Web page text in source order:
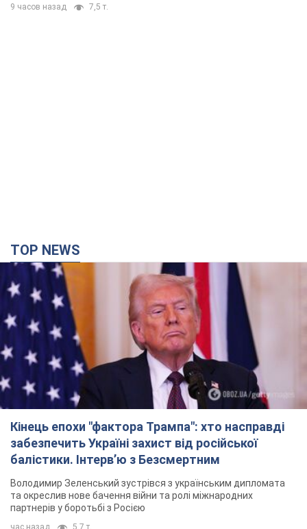
9 часов назад 7,5 т.
TOP NEWS
Кінець епохи "фактора Трампа": хто насправді
забезпечить Україні захист від російської
балістики. Інтерв’ю з Безсмертним
Володимир Зеленський зустрівся з українським дипломата
та окреслив нове бачення війни та ролі міжнародних
партнерів у боротьбі з Росією